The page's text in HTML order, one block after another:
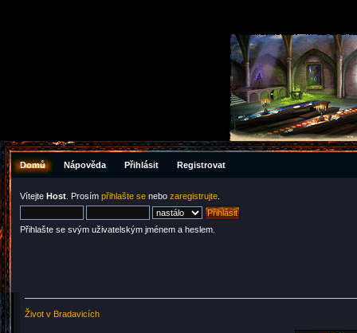
Domů Nápověda Přihlásit Registrovat
Vítejte Host . Prosím přihlašte se nebo zaregistrujte
Přihlašte se svým uživatelským jménem a heslem.
Život v Bradavicích